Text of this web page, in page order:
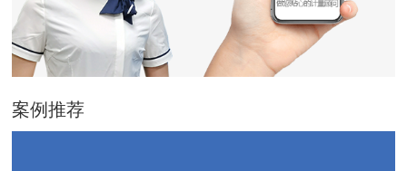
案例推荐